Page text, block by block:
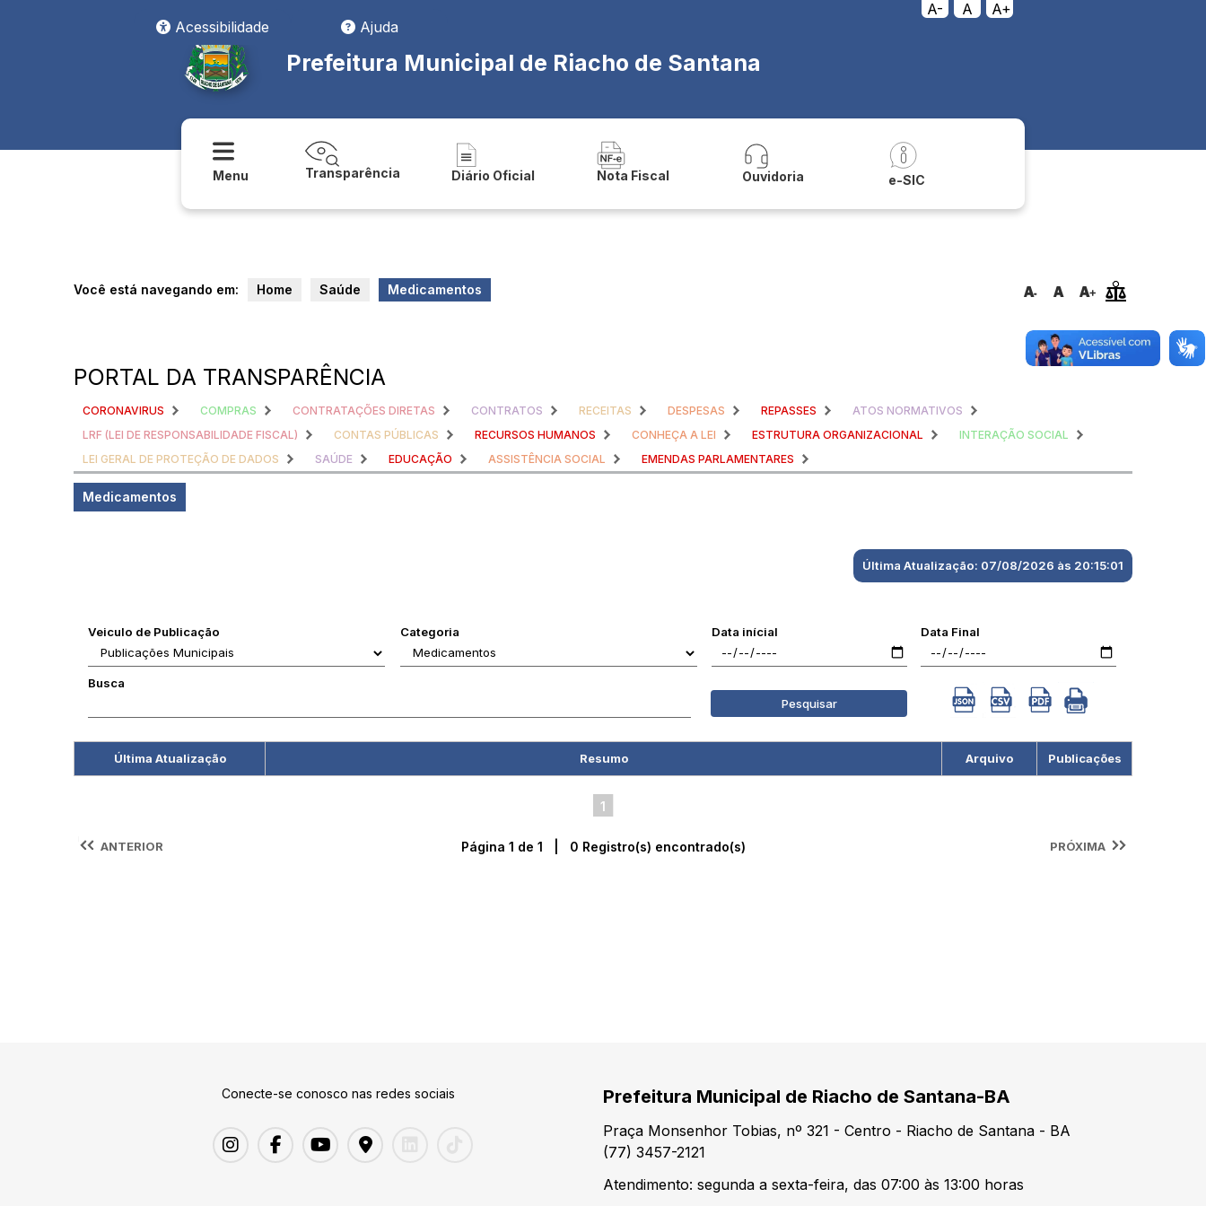
A- A
A+
Acessibilidade
Ajuda
Prefeitura Municipal de Riacho de Santana
Menu Transparência Diário Oficial Nota Fiscal Ouvidoria e-SIC
Você está navegando em: Home Saúde Medicamentos
PORTAL DA TRANSPARÊNCIA
CORONAVIRUS COMPRAS CONTRATAÇÕES DIRETAS CONTRATOS RECEITAS DESPESAS REPASSES
ATOS NORMATIVOS
LRF (LEI DE RESPONSABILIDADE FISCAL)
CONTAS PÚBLICAS RECURSOS HUMANOS CONHEÇA A LEI ESTRUTURA ORGANIZACIONAL
INTERAÇÃO SOCIAL
LEI GERAL DE PROTEÇÃO DE DADOS
SAÚDE EDUCAÇÃO ASSISTÊNCIA SOCIAL EMENDAS PARLAMENTARES
Medicamentos
Última Atualização: 07/08/2026 às 20:15:01
Veiculo de Publicação Categoria Data inícial Data Final
Busca
Pesquisar
Última Atualização Resumo Arquivo Publicações
1
ANTERIOR Página 1 de 1 | 0 Registro(s) encontrado(s) PRÓXIMA
Conecte-se conosco nas redes sociais Prefeitura Municipal de Riacho de Santana-BA
Praça Monsenhor Tobias, nº 321 - Centro - Riacho de Santana - BA
(77) 3457-2121
Atendimento: segunda a sexta-feira, das 07:00 às 13:00 horas